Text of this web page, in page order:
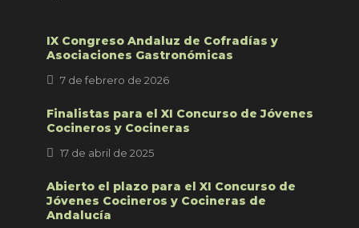
IX Congreso Andaluz de Cofradías y
Asociaciones Gastronómicas
7 de febrero de 2026
Finalistas para el XI Concurso de Jóvenes
Cocineros y Cocineras
17 de abril de 2025
Abierto el plazo para el XI Concurso de
Jóvenes Cocineros y Cocineras de
Andalucía